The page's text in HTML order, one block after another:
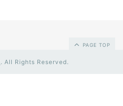
PAGE TOP
. All Rights Reserved.